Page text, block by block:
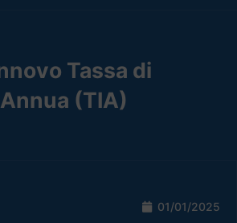
Tassa di
(TIA)
01/01/2025